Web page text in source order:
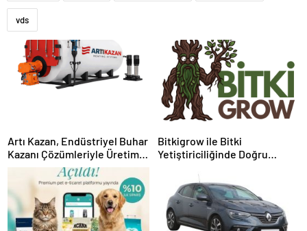
vds
Artı Kazan, Endüstriyel Buhar
Kazanı Çözümleriyle Üretim
Tesislerine Verimli Sistemler
Sunuyor
Bitkigrow ile Bitki
Yetiştiriciliğinde Doğru